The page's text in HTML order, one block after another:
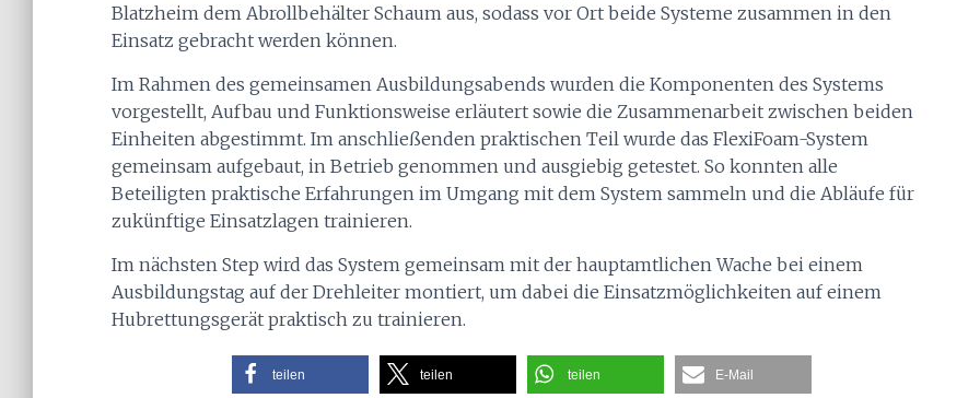
Blatzheim dem Abrollbehälter Schaum aus, sodass vor Ort beide Systeme zusammen in den
Einsatz gebracht werden können.
Im Rahmen des gemeinsamen Ausbildungsabends wurden die Komponenten des Systems
vorgestellt, Aufbau und Funktionsweise erläutert sowie die Zusammenarbeit zwischen beiden
Einheiten abgestimmt. Im anschließenden praktischen Teil wurde das FlexiFoam-System
gemeinsam aufgebaut, in Betrieb genommen und ausgiebig getestet. So konnten alle
Beteiligten praktische Erfahrungen im Umgang mit dem System sammeln und die Abläufe für
zukünftige Einsatzlagen trainieren.
Im nächsten Step wird das System gemeinsam mit der hauptamtlichen Wache bei einem
Ausbildungstag auf der Drehleiter montiert, um dabei die Einsatzmöglichkeiten auf einem
Hubrettungsgerät praktisch zu trainieren.
teilen teilen teilen E-Mail